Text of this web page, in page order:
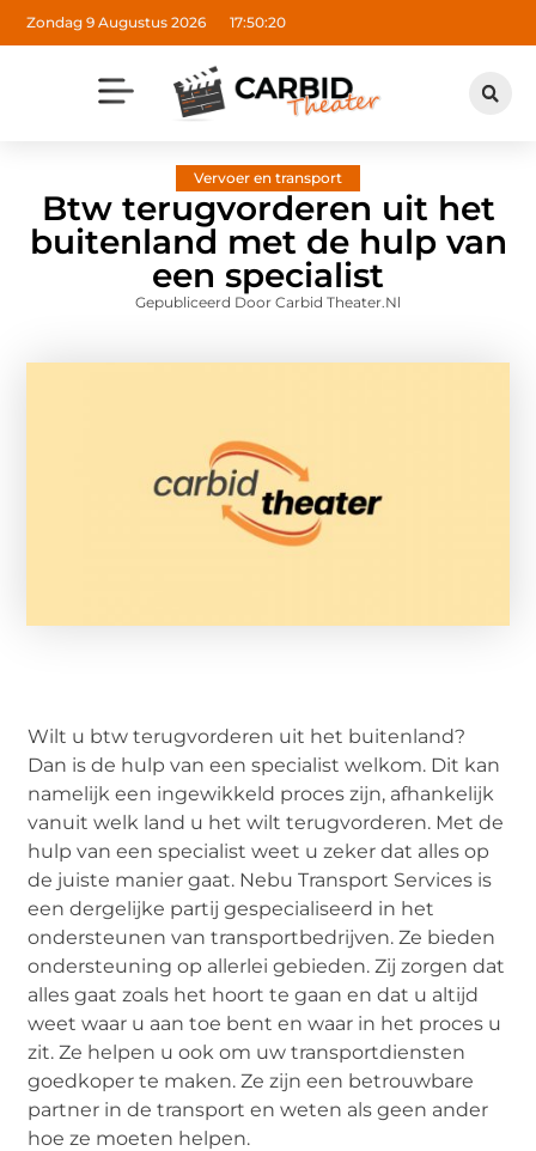
Zondag 9 Augustus 2026 17:50:21
Vervoer en transport
Btw terugvorderen uit het
buitenland met de hulp van
een specialist
Gepubliceerd Door Carbid Theater.nl
Wilt u btw terugvorderen uit het buitenland?
Dan is de hulp van een specialist welkom. Dit kan
namelijk een ingewikkeld proces zijn, afhankelijk
vanuit welk land u het wilt terugvorderen. Met de
hulp van een specialist weet u zeker dat alles op
de juiste manier gaat. Nebu Transport Services is
een dergelijke partij gespecialiseerd in het
ondersteunen van transportbedrijven. Ze bieden
ondersteuning op allerlei gebieden. Zij zorgen dat
alles gaat zoals het hoort te gaan en dat u altijd
weet waar u aan toe bent en waar in het proces u
zit. Ze helpen u ook om uw transportdiensten
goedkoper te maken. Ze zijn een betrouwbare
partner in de transport en weten als geen ander
hoe ze moeten helpen.